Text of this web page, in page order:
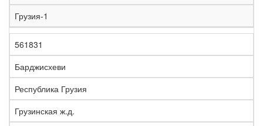
Грузия-1
561831
Барджисхеви
Республика Грузия
Грузинская ж.д.